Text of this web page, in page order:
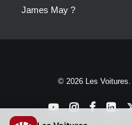
James May ?
© 2026 Les